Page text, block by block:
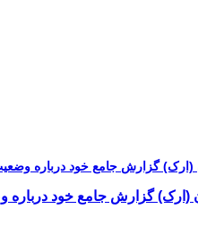
گزارش جامع خود درباره